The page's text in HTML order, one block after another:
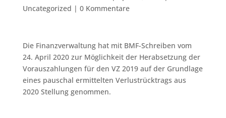
Uncategorized | 0 Kommentare
Die Finanzverwaltung hat mit BMF-Schreiben vom
24. April 2020 zur Möglichkeit der Herabsetzung der
Vorauszahlungen für den VZ 2019 auf der Grundlage
eines pauschal ermittelten Verlustrücktrags aus
2020 Stellung genommen.